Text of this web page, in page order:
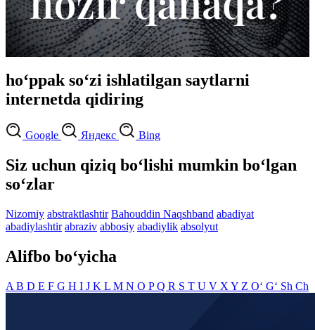
ho‘ppak so‘zi ishlatilgan saytlarni
internetda qidiring
Google Яндекс Bing
Siz uchun qiziq bo‘lishi mumkin bo‘lgan
so‘zlar
Nizomiy abstraktlashtir Bahouddin Naqshband abadiyat
abadiylashtir abraziv abbosiy abadiylik absolyut
Alifbo bo‘yicha
A B D E F G H I J K L M N O PQ R S T U V X Y Z O‘ G‘ Sh Ch